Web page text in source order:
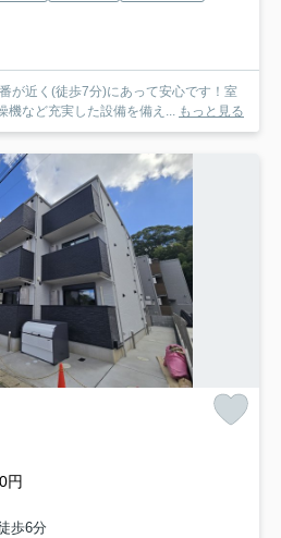
が近く(徒歩7分)にあって安心です！室
機など充実した設備を備え... もっと見る
円
歩6分